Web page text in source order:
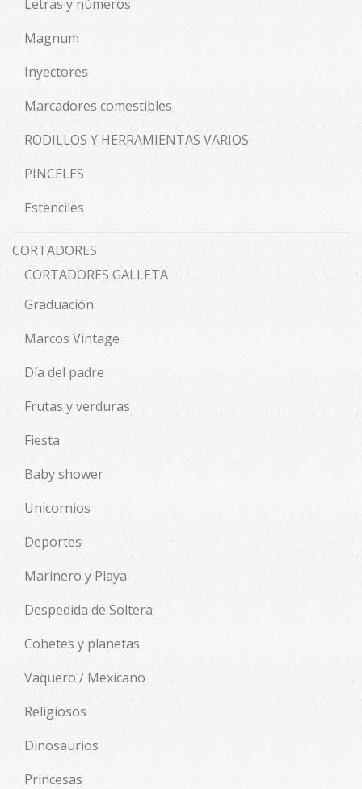
Letras y números
Magnum
Inyectores
Marcadores comestibles
RODILLOS Y HERRAMIENTAS VARIOS
PINCELES
Estenciles
CORTADORES
CORTADORES GALLETA
Graduación
Marcos Vintage
Día del padre
Frutas y verduras
Fiesta
Baby shower
Unicornios
Deportes
Marinero y Playa
Despedida de Soltera
Cohetes y planetas
Vaquero / Mexicano
Religiosos
Dinosaurios
Princesas